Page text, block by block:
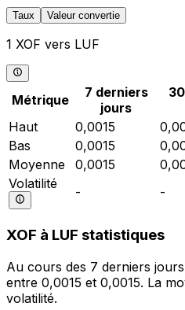
Taux Valeur convertie
1 XOF vers LUF
Métrique
7 derniers
jours
Haut
0,0015
Bas
0,0015
Moyenne
0,0015
Volatilité
- -
XOF à LUF statistiques
Au cours des 7 derniers
entre 0,0015 et 0,0015. La
volatilité.